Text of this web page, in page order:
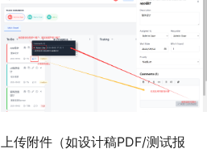
上传附件（如设计稿PDF/测试报